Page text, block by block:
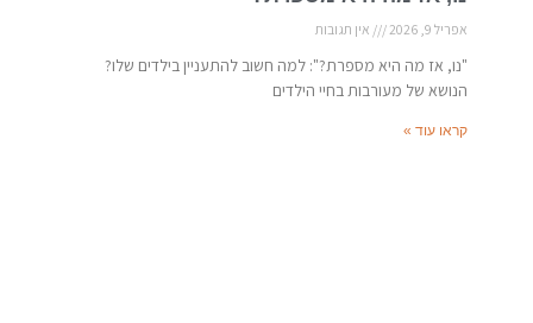
אפריל 9, 2026 אין תגובות
"נו, אז מה היא מספרת?": למה חשוב להתעניין בילדים שלו?
הנושא של מעורבות בחיי הילדים
קראו עוד »